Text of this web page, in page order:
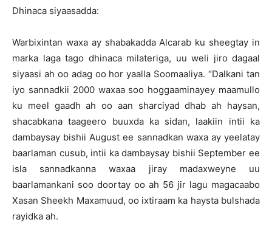
Dhinaca siyaasadda:
Warbixintan waxa ay shabakadda Alcarab ku sheegtay in
marka laga tago dhinaca milateriga, uu weli jiro dagaal
siyaasi ah oo adag oo hor yaalla Soomaaliya. “Dalkani tan
iyo sannadkii 2000 waxaa soo hoggaaminayey maamullo
ku meel gaadh ah oo aan sharciyad dhab ah haysan,
shacabkana taageero buuxda ka sidan, laakiin intii ka
dambaysay bishii August ee sannadkan waxa ay yeelatay
baarlaman cusub, intii ka dambaysay bishii September ee
isla sannadkanna waxaa jiray madaxweyne uu
baarlamankani soo doortay oo ah 56 jir lagu magacaabo
Xasan Sheekh Maxamuud, oo ixtiraam ka haysta bulshada
rayidka ah.